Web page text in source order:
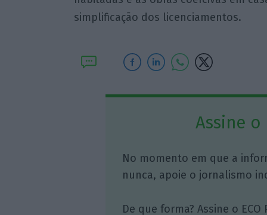
simplificação dos licenciamentos.
Assine o
No momento em que a
nunca, apoie o jornalismo
De que forma? Assine o